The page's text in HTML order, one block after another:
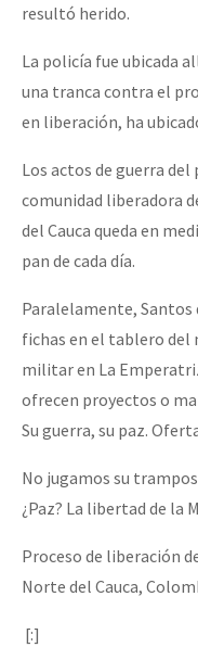
resultó herido.
La policía fue ubicada
una tranca contra el
en liberación, ha
Los actos de guerra
comunidad liberadora
del Cauca queda en
pan de cada día.
Paralelamente, Santos
fichas en el tablero del
militar en La
ofrecen proyectos o
Su guerra, su paz.
No jugamos su
¿Paz? La libertad de la
Proceso de liberación
Norte del Cauca,
[:]